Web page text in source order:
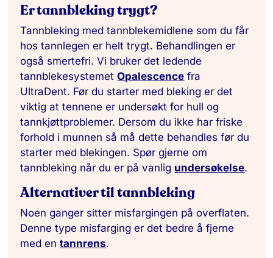
Er tannbleking trygt?
Tannbleking med tannblekemidlene som du får
hos tannlegen er helt trygt. Behandlingen er
også smertefri. Vi bruker det ledende
tannblekesystemetOpalescence fra
UltraDent. Før du starter med bleking er det
viktig at tennene er undersøkt for hull og
tannkjøttproblemer. Dersom du ikke har friske
forhold i munnen så må dette behandles før du
starter med blekingen. Spør gjerne om
tannbleking når du er på vanlig undersøkelse.
Alternativer til tannbleking
Noen ganger sitter misfargingen på overflaten.
Denne type misfarging er det bedre å fjerne
med entannrens.